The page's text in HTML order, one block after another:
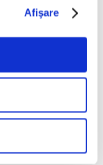
Afişare
Degas,
s-au